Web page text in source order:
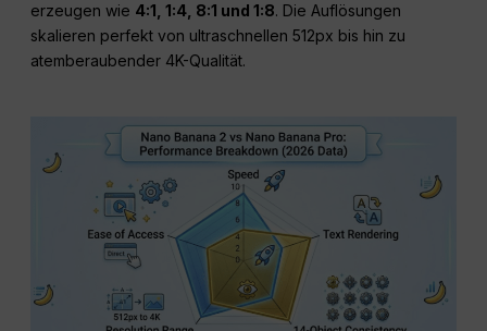
erzeugen wie 4:1, 1:4, 8:1 und 1:8. Die Auflösungen
skalieren perfekt von ultraschnellen 512px bis hin zu
atemberaubender 4K-Qualität.